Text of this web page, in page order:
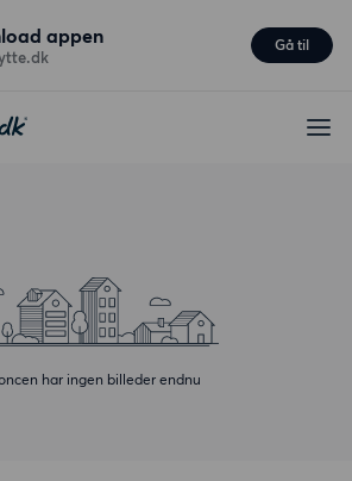
appen Gå til
har ingen billeder endnu